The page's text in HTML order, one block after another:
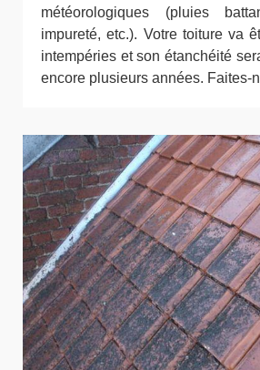
météorologiques (pluies
impureté, etc.). Votre toiture va
intempéries et son étanchéité
encore plusieurs années. Faites-